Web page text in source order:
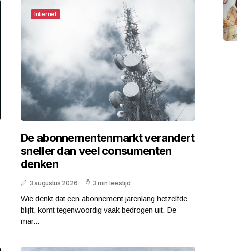
Internet
De abonnementenmarkt verandert
sneller dan veel consumenten
denken
3 augustus 2026 3 min leestijd
Wie denkt dat een abonnement jarenlang hetzelfde
blijft, komt tegenwoordig vaak bedrogen uit. De
mar...